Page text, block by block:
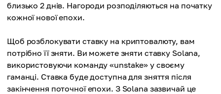
близько 2 днів. Нагороди розподіляються на початку
кожної нової епохи.
Щоб розблокувати ставку на криптовалюту, вам
потрібно її зняти. Ви можете зняти ставку Solana,
використовуючи команду «unstake» у своєму
гаманці. Ставка буде доступна для зняття після
закінчення поточної епохи. З Solana зазвичай це